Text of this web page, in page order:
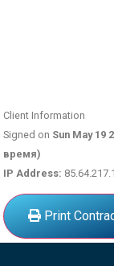
Client Information
Signed on Sun May 19
время)
IP Address:
Print